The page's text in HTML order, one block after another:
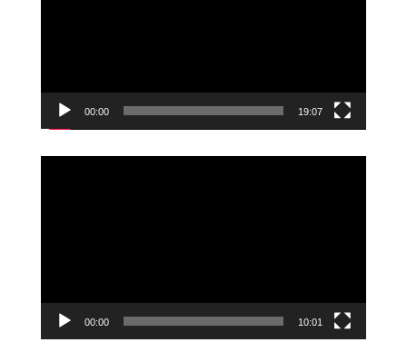
00:00 19:07
00:00 10:01